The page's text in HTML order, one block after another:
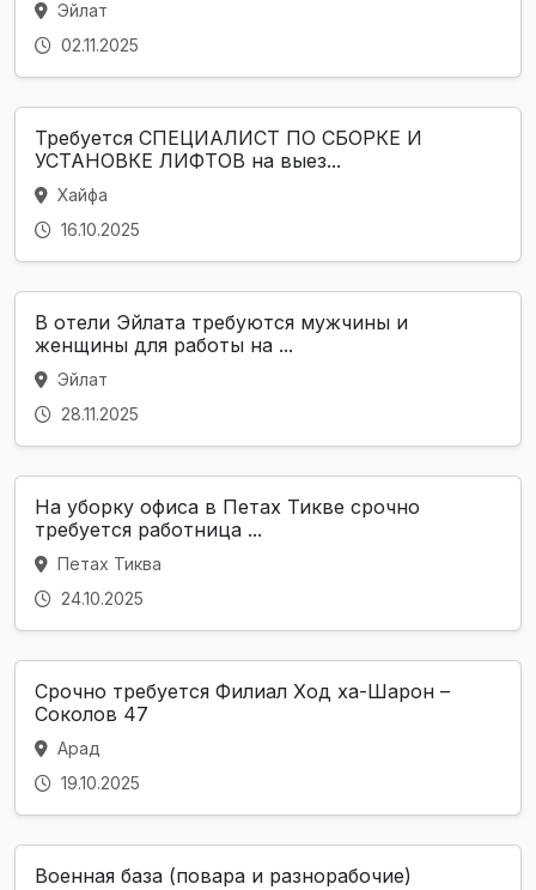
Эйлат
02.11.2025
Требуется СПЕЦИАЛИСТ ПО СБОРКЕ И
УСТАНОВКЕ ЛИФТОВ на выез...
Хайфа
16.10.2025
В отели Эйлата требуются мужчины и
женщины для работы на ...
Эйлат
28.11.2025
На уборку офиса в Петах Тикве срочно
требуется работница ...
Петах Тиква
24.10.2025
Срочно требуется Филиал Ход ха-Шарон –
Соколов 47
Арад
19.10.2025
Военная база (повара и разнорабочие)